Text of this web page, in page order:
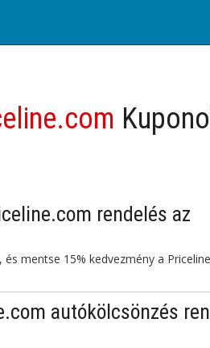
rendelés az
mentse 15% kedvezmény a
autókölcsönzés